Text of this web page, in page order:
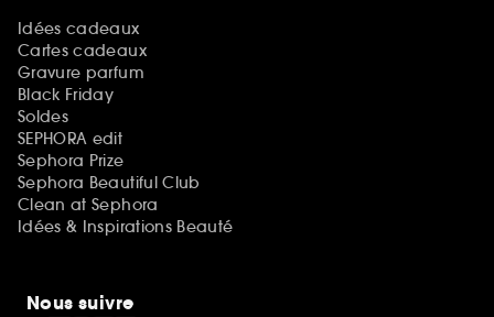
Idées cadeaux
Cartes cadeaux
Gravure parfum
Black Friday
Soldes
SEPHORA edit
Sephora Prize
Sephora Beautiful Club
Clean at Sephora
Idées & Inspirations Beauté
Nous suivre